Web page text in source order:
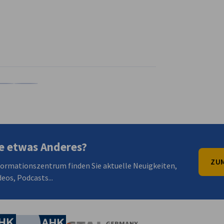
etwas Anderes?
finden Sie aktuelle Neuigkeiten,
Podcasts...
Industrie- und Handelskammer
Industrie- und Handelskammer
AHK.de